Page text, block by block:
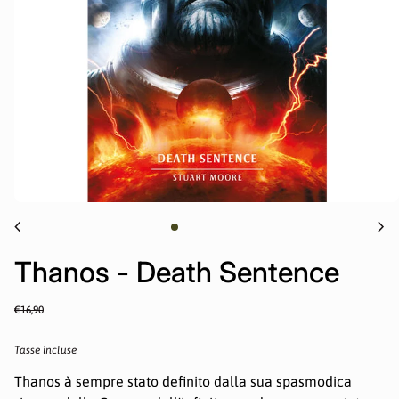
chevron_left chevron_right
Thanos - Death Sentence
Prezzo normale
€16,90
Sale price
Tasse incluse
Thanos à sempre stato definito dalla sua spasmodica